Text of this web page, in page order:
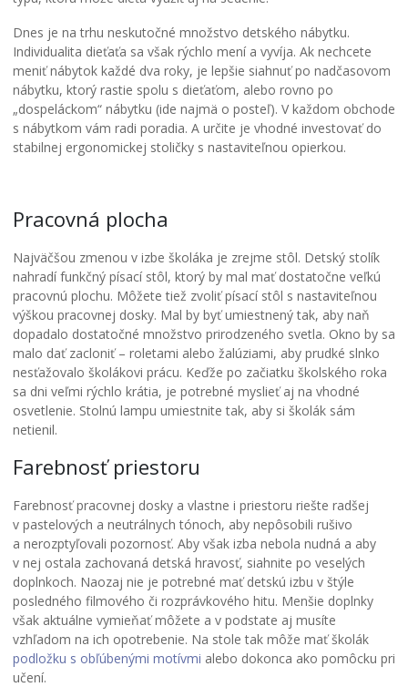
Dnes je na trhu neskutočné množstvo detského nábytku.
Individualita dieťaťa sa však rýchlo mení a vyvíja. Ak nechcete
meniť nábytok každé dva roky, je lepšie siahnuť po nadčasovom
nábytku, ktorý rastie spolu s dieťaťom, alebo rovno po
„dospeláckom“ nábytku (ide najmä o posteľ). V každom obchode
s nábytkom vám radi poradia. A určite je vhodné investovať do
stabilnej ergonomickej stoličky s nastaviteľnou opierkou.
Pracovná plocha
Najväčšou zmenou v izbe školáka je zrejme stôl. Detský stolík
nahradí funkčný písací stôl, ktorý by mal mať dostatočne veľkú
pracovnú plochu. Môžete tiež zvoliť písací stôl s nastaviteľnou
výškou pracovnej dosky. Mal by byť umiestnený tak, aby naň
dopadalo dostatočné množstvo prirodzeného svetla. Okno by sa
malo dať zacloniť – roletami alebo žalúziami, aby prudké slnko
nesťažovalo školákovi prácu. Keďže po začiatku školského roka
sa dni veľmi rýchlo krátia, je potrebné myslieť aj na vhodné
osvetlenie. Stolnú lampu umiestnite tak, aby si školák sám
netienil.
Farebnosť priestoru
Farebnosť pracovnej dosky a vlastne i priestoru riešte radšej
v pastelových a neutrálnych tónoch, aby nepôsobili rušivo
a nerozptyľovali pozornosť. Aby však izba nebola nudná a aby
v nej ostala zachovaná detská hravosť, siahnite po veselých
doplnkoch. Naozaj nie je potrebné mať detskú izbu v štýle
posledného filmového či rozprávkového hitu. Menšie doplnky
však aktuálne vymieňať môžete a v podstate aj musíte
vzhľadom na ich opotrebenie. Na stole tak môže mať školák
podložku s obľúbenými motívmi alebo dokonca ako pomôcku pri
učení.